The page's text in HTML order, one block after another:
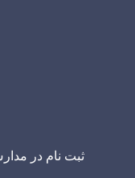
ثبت نام در